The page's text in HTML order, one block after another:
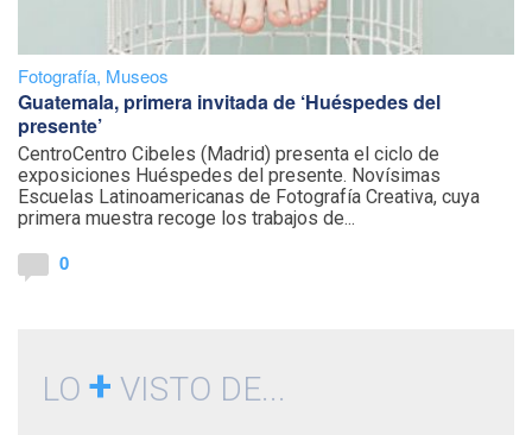
Fotografía, Museos
Guatemala, primera invitada de ‘Huéspedes del
presente’
CentroCentro Cibeles (Madrid) presenta el ciclo de
exposiciones Huéspedes del presente. Novísimas
Escuelas Latinoamericanas de Fotografía Creativa, cuya
primera muestra recoge los trabajos de...
0
LO + VISTO DE...